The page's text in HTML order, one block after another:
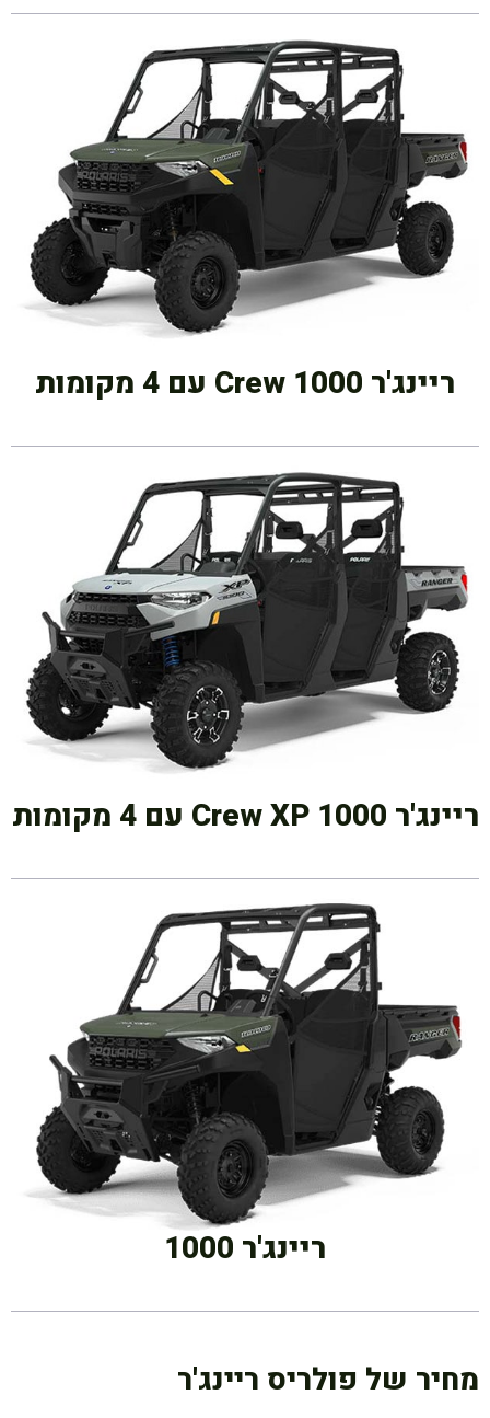
ריינג'ר Crew 1000 עם 4 מקומות
ריינג'ר Crew XP 1000 עם 4 מקומות
ריינג'ר 1000
מחיר של פולריס ריינג'ר